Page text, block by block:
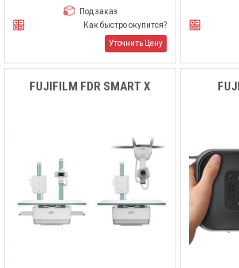
Под заказ
Как быстро окупится?
Уточнить Цену
FUJIFILM FDR SMART X